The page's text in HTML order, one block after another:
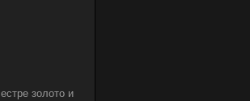
золото и